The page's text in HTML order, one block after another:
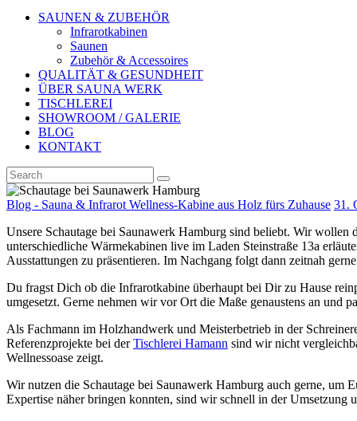
SAUNEN & ZUBEHÖR
Infrarotkabinen
Saunen
Zubehör & Accessoires
QUALITÄT & GESUNDHEIT
ÜBER SAUNA WERK
TISCHLEREI
SHOWROOM / GALERIE
BLOG
KONTAKT
Blog - Sauna & Infrarot Wellness-Kabine aus Holz fürs Zuhause 31.
Unsere Schautage bei Saunawerk Hamburg sind beliebt. Wir
unterschiedliche Wärmekabinen live im Laden Steinstraße 13a
Ausstattungen zu präsentieren. Im Nachgang folgt dann zeitnah
Du fragst Dich ob die Infrarotkabine überhaupt bei Dir zu Hause
umgesetzt. Gerne nehmen wir vor Ort die Maße genaustens an und
Als Fachmann im Holzhandwerk und Meisterbetrieb in der
Referenzprojekte bei derTischlerei Hamann sind wir nicht
Wellnessoase zeigt.
Wir nutzen die Schautage bei Saunawerk Hamburg auch gerne,
Expertise näher bringen konnten, sind wir schnell in der Umsetzung